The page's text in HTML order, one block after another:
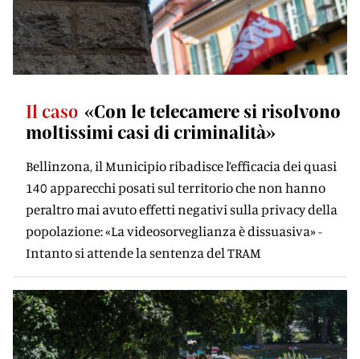
Il caso «Con le telecamere si risolvono
moltissimi casi di criminalità»
Bellinzona, il Municipio ribadisce l’efficacia dei quasi
140 apparecchi posati sul territorio che non hanno
peraltro mai avuto effetti negativi sulla privacy della
popolazione: «La videosorveglianza è dissuasiva» -
Intanto si attende la sentenza del TRAM